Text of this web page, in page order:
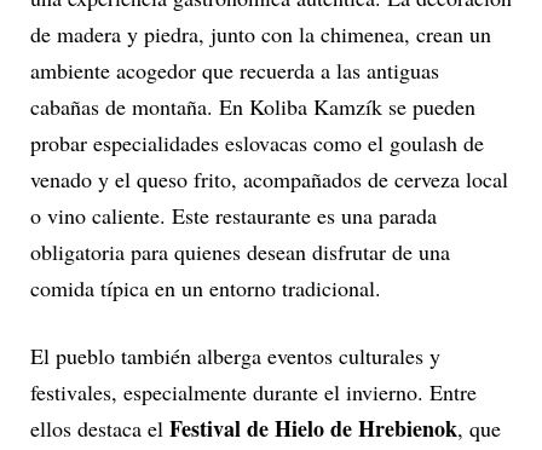
de madera y piedra, junto con la chimenea, crean un
ambiente acogedor que recuerda a las antiguas
cabañas de montaña. En Koliba Kamzík se pueden
probar especialidades eslovacas como el goulash de
venado y el queso frito, acompañados de cerveza local
o vino caliente. Este restaurante es una parada
obligatoria para quienes desean disfrutar de una
comida típica en un entorno tradicional.
El pueblo también alberga eventos culturales y
festivales, especialmente durante el invierno. Entre
ellos destaca el Festival de Hielo de Hrebienok, que